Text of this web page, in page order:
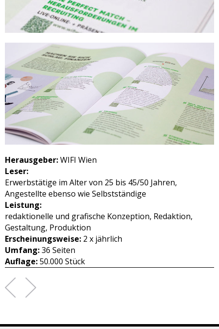
Herausgeber:WIFI Wien
Leser:
Erwerbstätige im Alter von 25 bis 45/50 Jahren,
Angestellte ebenso wie Selbstständige
Leistung:
redaktionelle und grafische Konzeption, Redaktion,
Gestaltung, Produktion
Erscheinungsweise: 2 x jährlich
Umfang:36 Seiten
Auflage:50.000 Stück